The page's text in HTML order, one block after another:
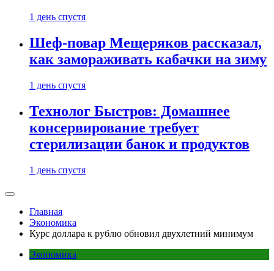
1 день спустя
Шеф-повар Мещеряков рассказал,
как замораживать кабачки на зиму
1 день спустя
Технолог Быстров: Домашнее
консервирование требует
стерилизации банок и продуктов
1 день спустя
Главная
Экономика
Курс доллара к рублю обновил двухлетний минимум
Экономика